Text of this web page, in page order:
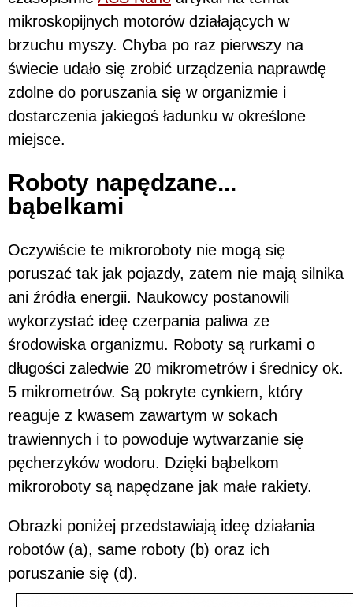
mikroskopijnych motorów działających w
brzuchu myszy. Chyba po raz pierwszy na
świecie udało się zrobić urządzenia naprawdę
zdolne do poruszania się w organizmie i
dostarczenia jakiegoś ładunku w określone
miejsce.
Roboty napędzane...
bąbelkami
Oczywiście te mikroroboty nie mogą się
poruszać tak jak pojazdy, zatem nie mają silnika
ani źródła energii. Naukowcy postanowili
wykorzystać ideę czerpania paliwa ze
środowiska organizmu. Roboty są rurkami o
długości zaledwie 20 mikrometrów i średnicy ok.
5 mikrometrów. Są pokryte cynkiem, który
reaguje z kwasem zawartym w sokach
trawiennych i to powoduje wytwarzanie się
pęcherzyków wodoru. Dzięki bąbelkom
mikroroboty są napędzane jak małe rakiety.
Obrazki poniżej przedstawiają ideę działania
robotów (a), same roboty (b) oraz ich
poruszanie się (d).